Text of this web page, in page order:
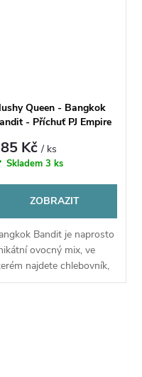
Queen - Bangkok
- Příchuť PJ Empire
Kč/ ks
Skladem 3 ks
ZOBRAZIT
Bandit je naprosto
ovocný mix, ve
najdete chlebovník,
žlutý meloun a